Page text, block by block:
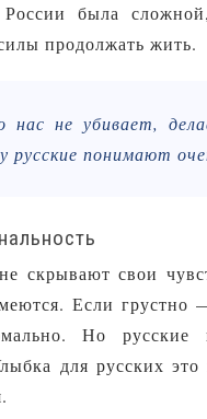
была
продолжать жить.
нас не убивает,
русские понимают
скрывают свои
Если грустно
Но русские
для русских это